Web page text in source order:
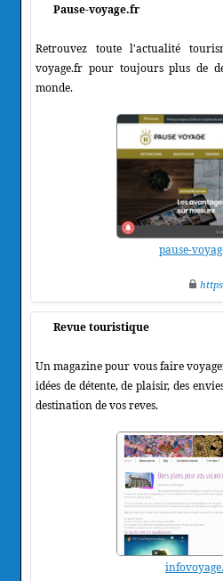
Pause-voyage.fr
Retrouvez toute l'actualité
voyage.fr pour toujours plus de
monde.
pause-
https
Revue touristique
Un magazine pour vous faire
idées de détente, de plaisir, des
destination de vos reves.